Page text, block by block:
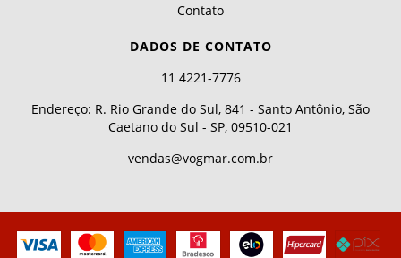
Contato
DADOS DE CONTATO
11 4221-7776
Endereço: R. Rio Grande do Sul, 841 - Santo Antônio, São
Caetano do Sul - SP, 09510-021
vendas@vogmar.com.br